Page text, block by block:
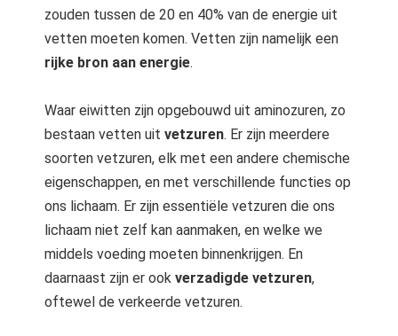
zouden tussen de 20 en 40% van de energie uit
vetten moeten komen. Vetten zijn namelijk een
rijke bron aan energie.
Waar eiwitten zijn opgebouwd uit aminozuren, zo
bestaan vetten uit vetzuren. Er zijn meerdere
soorten vetzuren, elk met een andere chemische
eigenschappen, en met verschillende functies op
ons lichaam. Er zijn essentiële vetzuren die ons
lichaam niet zelf kan aanmaken, en welke we
middels voeding moeten binnenkrijgen. En
daarnaast zijn er ook verzadigde vetzuren,
oftewel de verkeerde vetzuren.